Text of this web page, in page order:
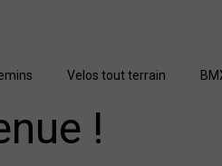
Velos tout terrain
!